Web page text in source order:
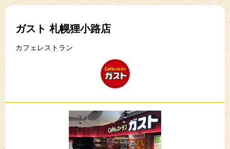
ガスト 札幌狸小路店
カフェレストラン